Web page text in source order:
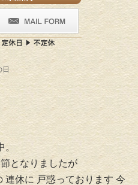
。
となりましたが
連休に 戸惑っております 今